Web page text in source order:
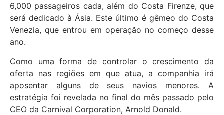
6,000 passageiros cada, além do Costa Firenze, que
será dedicado à Ásia. Este último é gêmeo do Costa
Venezia, que entrou em operação no começo desse
ano.
Como uma forma de controlar o crescimento da
oferta nas regiões em que atua, a companhia irá
aposentar alguns de seus navios menores. A
estratégia foi revelada no final do mês passado pelo
CEO da Carnival Corporation, Arnold Donald.